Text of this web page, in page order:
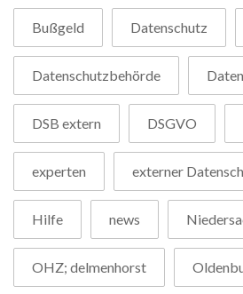
Bußgeld Datenschutz
Datenschutzbehörde
DSB extern DSGVO
experten externer
Hilfe news
OHZ; delmenhorst